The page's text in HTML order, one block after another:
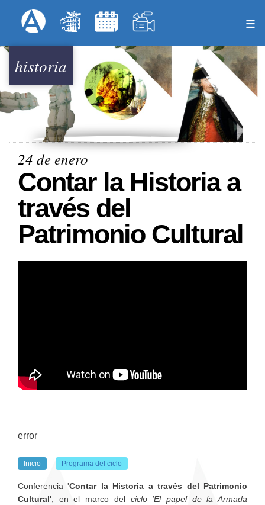
al
principal
Menú Superior
historia
24 de enero
Contar la Historia a
través del
Patrimonio Cultural
error
Inicio Programa del ciclo
Conferencia 'Contar la Historia a través del Patrimonio
Cultural', en el marco del ciclo 'El papel de la Armada